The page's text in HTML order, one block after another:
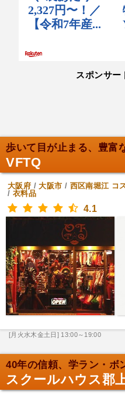
スポンサー
歩いて目が止まる、豊富
VFTQ
大阪府 /大阪市 / 西区南堀江 コ
/ 衣料品
4.1
[月火水木金土日] 13:00～19:00
40年の信頼、学ラン・ボ
スクールハウス郡